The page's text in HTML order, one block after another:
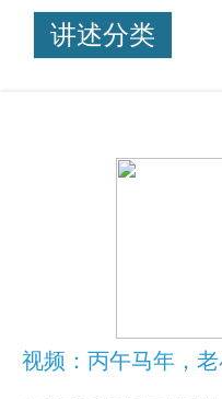
讲述分类